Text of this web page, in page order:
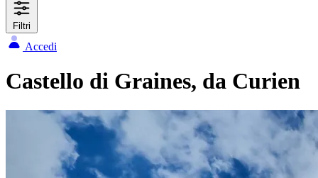
Filtri
Accedi
Castello di Graines, da Curien